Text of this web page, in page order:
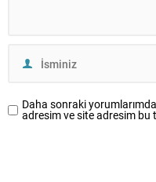
Daha sonraki
adresim ve site adresim bu